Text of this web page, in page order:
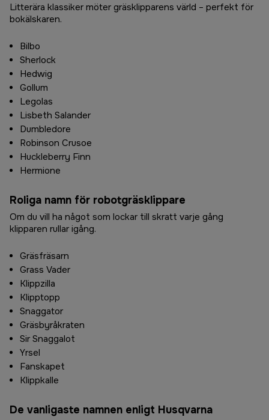
Litterära klassiker möter gräsklipparens värld – perfekt för
bokälskaren.
Bilbo
Sherlock
Hedwig
Gollum
Legolas
Lisbeth Salander
Dumbledore
Robinson Crusoe
Huckleberry Finn
Hermione
Roliga namn för robotgräsklippare
Om du vill ha något som lockar till skratt varje gång
klipparen rullar igång.
Gräsfräsarn
Grass Vader
Klippzilla
Klipptopp
Snaggator
Gräsbyråkraten
Sir Snaggalot
Yrsel
Fanskapet
Klippkalle
De vanligaste namnen enligt Husqvarna